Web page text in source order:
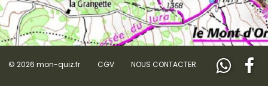
© 2026 mon-quiz.fr CGV NOUS CONTACTER